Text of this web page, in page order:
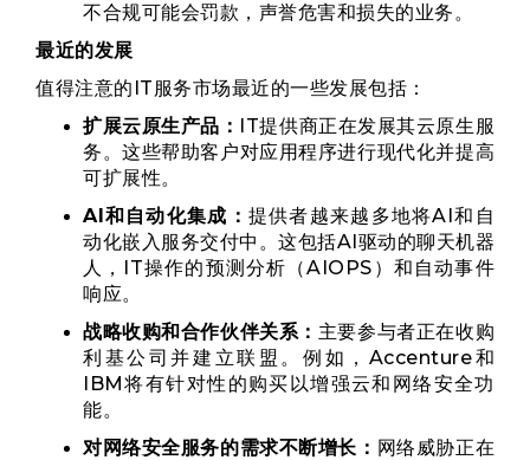
不合规可能会罚款，声誉危害和损失的业务。
最近的发展
值得注意的IT服务市场最近的一些发展包括：
扩展云原生产品： IT提供商正在发展其云原生服
务。这些帮助客户对应用程序进行现代化并提高
可扩展性。
AI和自动化集成： 提供者越来越多地将AI和自
动化嵌入服务交付中。这包括AI驱动的聊天机器
人，IT操作的预测分析（AIOPS）和自动事件
响应。
战略收购和合作伙伴关系： 主要参与者正在收购
利基公司并建立联盟。例如，Accenture和
IBM将有针对性的购买以增强云和网络安全功
能。
对网络安全服务的需求不断增长： 网络威胁正在